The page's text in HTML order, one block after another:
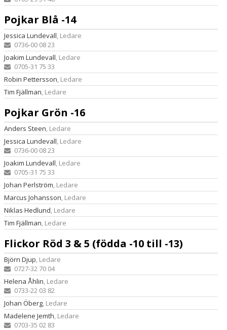
Pojkar Blå -14
Jessica Lundevall, Ledare
0736-00 08 23
Joakim Lundevall, Ledare
0705-31 75 33
Robin Pettersson, Ledare
Tim Fjällman, Ledare
Pojkar Grön -16
Anders Steen, Ledare
Jessica Lundevall, Ledare
0736-00 08 23
Joakim Lundevall, Ledare
0705-31 75 33
Johan Perlström, Ledare
Marcus Johansson, Ledare
Niklas Hedlund, Ledare
Tim Fjällman, Ledare
Flickor Röd 3 & 5 (födda -10 till -13)
Björn Djup, Ledare
0727-32 70 04
Helena Åhlin, Ledare
0733-22 03 82
Johan Öberg, Ledare
Madelene Jemth, Ledare
0703-35 02 83